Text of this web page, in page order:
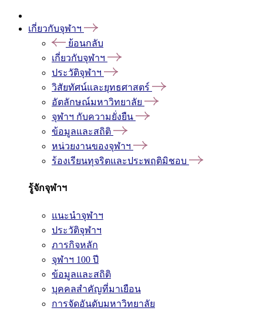
เกี่ยวกับจุฬาฯ
ย้อนกลับ
เกี่ยวกับจุฬาฯ
ประวัติจุฬาฯ
วิสัยทัศน์และยุทธศาสตร์
อัตลักษณ์มหาวิทยาลัย
จุฬาฯ กับความยั่งยืน
ข้อมูลและสถิติ
หน่วยงานของจุฬาฯ
ร้องเรียนทุจริตและประพฤติมิชอบ
รู้จักจุฬาฯ
แนะนำจุฬาฯ
ประวัติจุฬาฯ
ภารกิจหลัก
จุฬาฯ 100 ปี
ข้อมูลและสถิติ
บุคคลสำคัญที่มาเยือน
การจัดอันดับมหาวิทยาลัย